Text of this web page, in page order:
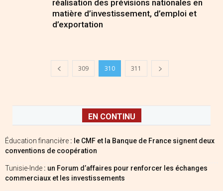
réalisation des prévisions nationales en
matière d’investissement, d’emploi et
d’exportation
309 310 311
EN CONTINU
Éducation financière : le CMF et la Banque de France signent deux
conventions de coopération
Tunisie-Inde : un Forum d’affaires pour renforcer les échanges
commerciaux et les investissements